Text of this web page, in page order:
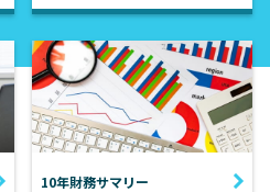
10年財務サマリー